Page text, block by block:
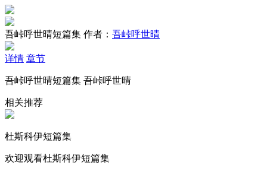
吾峠呼世晴短篇集 作者： 吾峠呼世晴
详情 章节
吾峠呼世晴短篇集 吾峠呼世晴
相关推荐
杜斯科伊短篇集
欢迎观看杜斯科伊短篇集